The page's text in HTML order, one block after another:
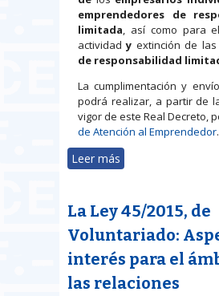
emprendedores de
limitada , así como para
actividady extinción de las
de responsabilidad
La cumplimentación y
podrá realizar, a partir de
vigor de este Real Decreto,
de Atención al Emprendedor.
Leer más
harán a través del
La Ley 45/2015, de
Voluntariado:
interés para el
las relaciones